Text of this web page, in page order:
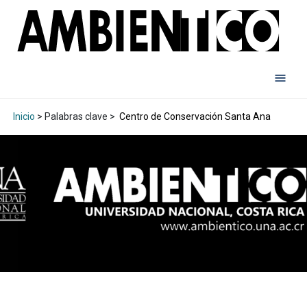
Inicio > Palabras clave > Centro de Conservación Santa Ana